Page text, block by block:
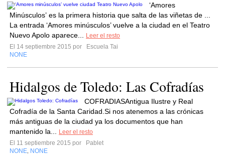
‘Amores
Minúsculos’ es la primera historia que salta de las viñetas de ...
La entrada ‘Amores minúsculos’ vuelve a la ciudad en el Teatro
Nuevo Apolo aparece...
Leer el resto
El 14 septiembre 2015 por
Escuela Tai
NONE
Hidalgos de Toledo: Las Cofradías
COFRADIASAntigua Ilustre y Real
Cofradía de la Santa Caridad.Si nos atenemos a las crónicas
más antiguas de la ciudad ya los documentos que han
mantenido la...
Leer el resto
El 11 septiembre 2015 por
Pablet
NONE NONE